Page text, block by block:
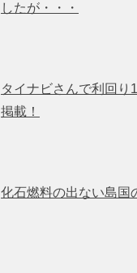
したが・・・
タイナビさんで利回り
掲載！
化石燃料の出ない島国